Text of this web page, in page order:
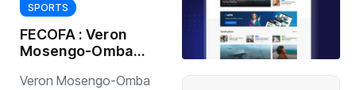
SPORTS
‎FECOFA : Veron
Mosengo-Omba
‎Veron Mosengo-Omba